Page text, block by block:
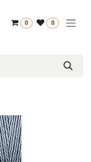
0 0